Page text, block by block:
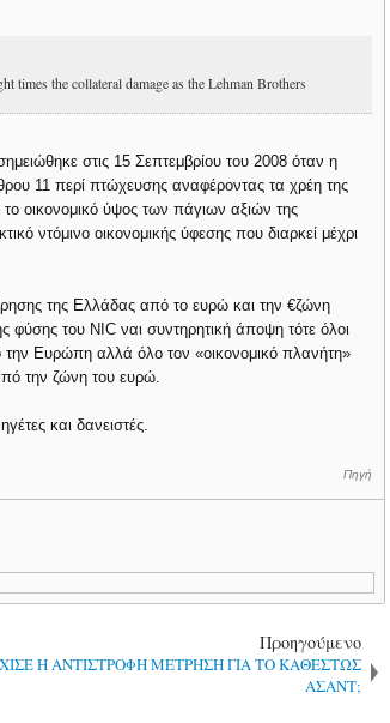
times the collateral damage as the Lehman Brothers
στις 15 Σεπτεμβρίου του 2008 όταν η
11 περί πτώχευσης αναφέροντας τα χρέη της
οικονομικό ύψος των πάγιων αξιών της
ντόμινο οικονομικής ύφεσης που διαρκεί μέχρι
της Ελλάδας από το ευρώ και την €ζώνη
φύσης του NIC ναι συντηρητική άποψη τότε όλοι
Ευρώπη αλλά όλο τον «οικονομικό πλανήτη»
την ζώνη του ευρώ.
και δανειστές.
Πηγή
Προηγούμενο
Η ΑΝΤΙΣΤΡΟΦΗ ΜΕΤΡΗΣΗ ΓΙΑ ΤΟ ΚΑΘΕΣΤΩΣ
ΑΣΑΝΤ;